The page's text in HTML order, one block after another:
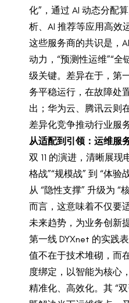
化”，通过 AI 动态分配
析、AI 推荐等应用高效
这些服务商的共识是，
动力，“预测性运维”“全
级关键。差异在于，第
务平稳运行，在故障处
出；华为云、腾讯云则
差异化竞争推动行业服
从适配到引领：运维服
双 11 的演进，清晰展现
格战”“规模战” 到 “体验
从 “隐性支撑” 升级为 “
而言，这意味着不仅要
未来趋势，为业务创新
第一线 DYXnet 的实践
值不在于技术堆砌，而
度绑定，以智能为核心
精准化、高效化。其 “双